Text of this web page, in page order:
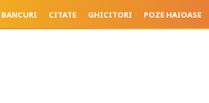
BANCURI CITATE GHICITORI POZE HAIOASE